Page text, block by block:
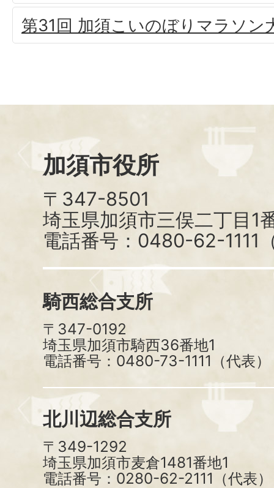
第31回 加須こいのぼりマラソン
加須市役所
〒347-8501
埼玉県加須市三俣二丁目1
電話番号：0480-62-1111
騎西総合支所
〒347-0192
埼玉県加須市騎西36番地1
電話番号：0480-73-1111（代表）
北川辺総合支所
〒349-1292
埼玉県加須市麦倉1481番地1
電話番号：0280-62-2111（代表）